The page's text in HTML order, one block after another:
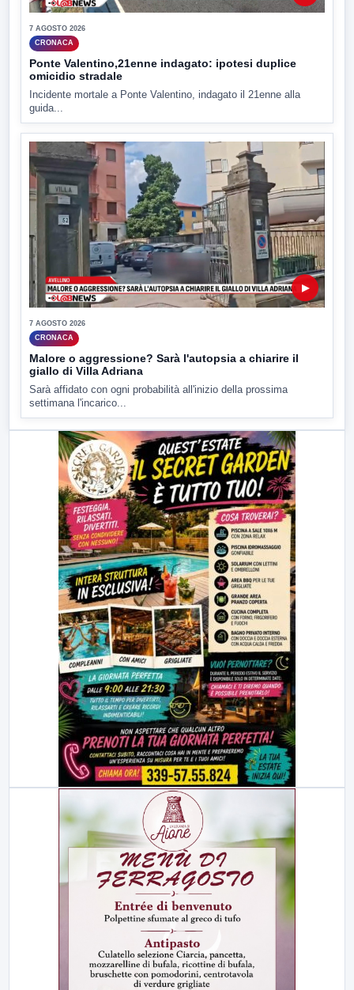
7 AGOSTO 2026
CRONACA
Ponte Valentino,21enne indagato: ipotesi duplice
omicidio stradale
Incidente mortale a Ponte Valentino, indagato il 21enne alla
guida...
▶
7 AGOSTO 2026
CRONACA
Malore o aggressione? Sarà l'autopsia a chiarire il
giallo di Villa Adriana
Sarà affidato con ogni probabilità all'inizio della prossima
settimana l'incarico...